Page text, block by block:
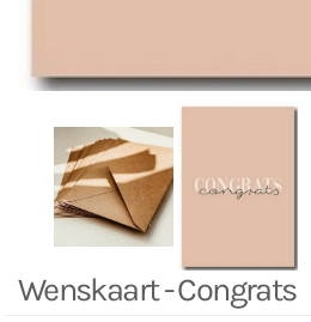
Wenskaart - Congrats